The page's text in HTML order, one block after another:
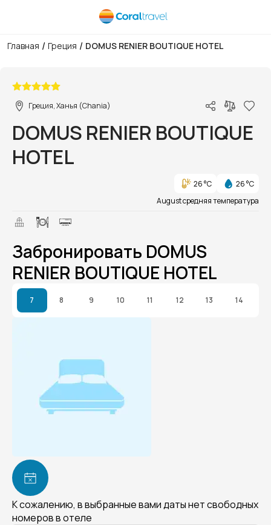
Главная / Греция / DOMUS RENIER BOUTIQUE HOTEL
Греция, Ханья (Chania)
DOMUS RENIER BOUTIQUE
HOTEL
26 °C
26 °C
August средняя температура
Забронировать DOMUS
RENIER BOUTIQUE HOTEL
7 8 9 10 11 12 13 14
К сожалению, в выбранные вами даты нет свободных
номеров в отеле